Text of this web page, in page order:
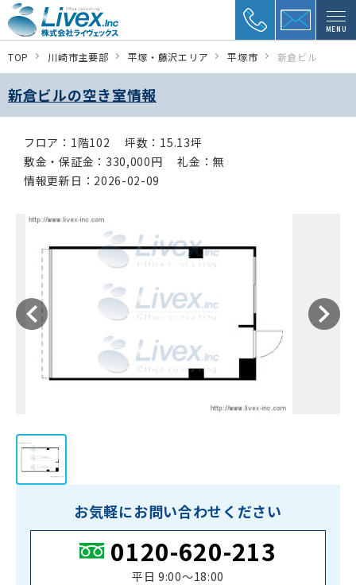
MENU
TOP 川崎市主要部 平塚・藤沢エリア 平塚市 新倉ビル
新倉ビルの空き室情報
フロア：1階102
坪数：15.13坪
敷金・保証金：330,000円
礼金：無
情報更新日：2026-02-09
お気軽にお問い合わせください
0120-620-213
平日 9:00〜18:00